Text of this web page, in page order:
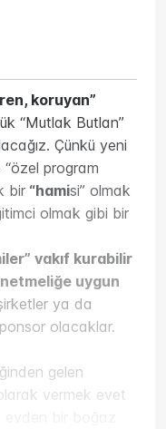
bir kitap
arasında kalıp
anlatsa da
bulaştıran, bir o
farklı bir bakış
bireylerde
ortaya çıkabilen;
şeklinde beliren
gelen Fransızca
ima
koruyan”
“Mutlak Butlan”
Çünkü yeni
program
bir “hamisi” olmak
olmak gibi bir
vakıf kurabilir
uygun
ya da
olacaklar.
gelen
vermek evet